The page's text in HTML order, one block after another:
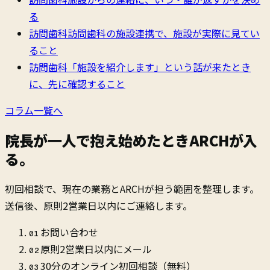
る
訪問歯科訪問歯科の施設連携で、施設が実際に見てい
ること
訪問歯科 「施設を紹介します」という話が来たとき
に、先に確認すること
コラム一覧へ
院長が一人で抱え始めたときARCHが入
る。
初回相談で、現在の業務とARCHが担う範囲を整理します。
送信後、原則2営業日以内にご連絡します。
01 お問い合わせ
02 原則2営業日以内にメール
03 30分のオンライン初回相談（無料）